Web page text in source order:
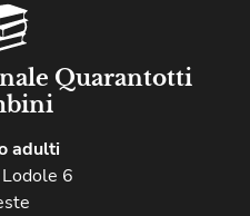
Quarantotti
adulti
6